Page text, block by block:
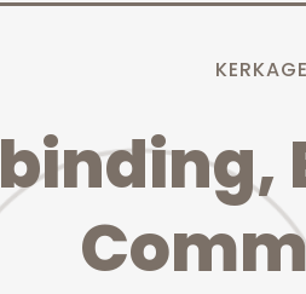
binding,
Com